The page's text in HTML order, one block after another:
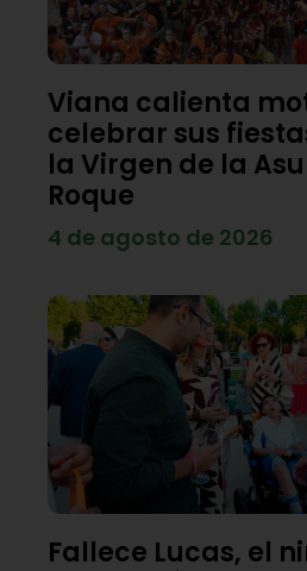
Viana calienta
celebrar sus
la Virgen de la
Roque
4 de agosto de 2026
Fallece Lucas, el